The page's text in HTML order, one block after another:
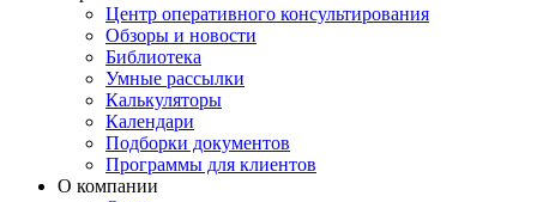
Центр оперативного консультирования
Обзоры и новости
Библиотека
Умные рассылки
Калькуляторы
Календари
Подборки документов
Программы для клиентов
О компании